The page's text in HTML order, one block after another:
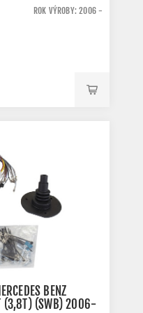
ROK VÝROBY: 2006 -
BENZ
(3,8T) (SWB) 2006-